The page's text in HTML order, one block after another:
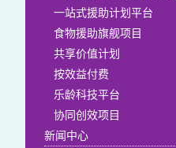
一站式援助计划平台
食物援助旗舰项目
共享价值计划
按效益付费
乐龄科技平台
协同创效项目
新闻中心